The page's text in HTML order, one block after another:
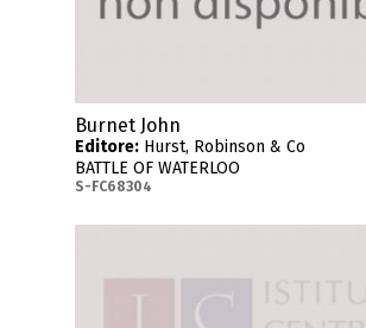
Burnet John
Editore: Hurst, Robinson & Co
BATTLE OF WATERLOO
S-FC68304